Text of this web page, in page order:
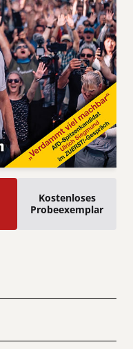
Kostenloses
Probeexemplar